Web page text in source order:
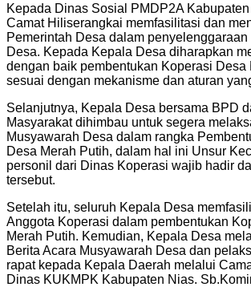
Kepada Dinas Sosial PMDP2A
Camat Hiliserangkai memfasilitasi dan
Pemerintah Desa dalam
Desa. Kepada Kepala Desa diharapkan
dengan baik pembentukan Koperasi Desa
sesuai dengan mekanisme dan aturan
Selanjutnya, Kepala Desa bersama BPD
Masyarakat dihimbau untuk segera
Musyawarah Desa dalam rangka
Desa Merah Putih, dalam hal ini Unsur
personil dari Dinas Koperasi wajib hadir
tersebut.
Setelah itu, seluruh Kepala Desa
Anggota Koperasi dalam pembentukan
Merah Putih. Kemudian, Kepala Desa
Berita Acara Musyawarah Desa dan
rapat kepada Kepala Daerah melalui
Dinas KUKMPK Kabupaten Nias.